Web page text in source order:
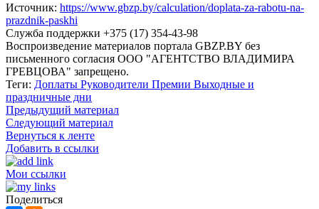
Источник: https://www.gbzp.by/calculation/doplata-za-rabotu-na-
prazdnik-paskhi
Служба поддержки +375 (17) 354-43-98
Воспроизведение материалов портала GBZP.BY без
письменного согласия OOO "АГЕНТСТВО ВЛАДИМИРА
ГРЕВЦОВА" запрещено.
Теги: Доплаты Руководители Премии Выходные и
праздничные дни
Предыдущий материал
Следующий материал
Вернуться к ленте
Добавить в ссылки
Мои ссылки
Поделиться